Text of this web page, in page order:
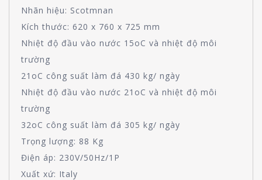
Nhãn hiệu: Scotmnan
Kích thước: 620 x 760 x 725 mm
Nhiệt độ đầu vào nước 15oC và nhiệt độ môi
trường
21oC công suất làm đá 430 kg/ ngày
Nhiệt độ đầu vào nước 21oC và nhiệt độ môi
trường
32oC công suất làm đá 305 kg/ ngày
Trọng lượng: 88 Kg
Điện áp: 230V/50Hz/1P
Xuất xứ: Italy